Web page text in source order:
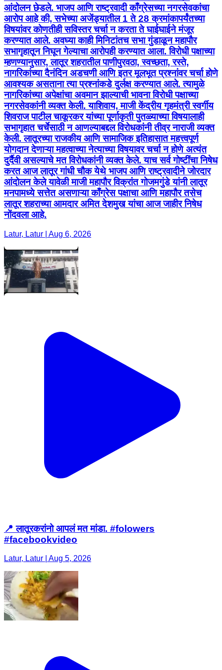
आंदोलन छेडले. भाजप आणि राष्ट्रवादी काँग्रेसच्या नगरसेवकांचा
आरोप आहे की, सभेच्या अजेंड्यातील 1 ते 28 क्रमांकापर्यंतच्या
विषयांवर कोणतीही सविस्तर चर्चा न करता ते घाईघाईने मंजूर
करण्यात आले. अवघ्या काही मिनिटांतच सभा गुंडाळून महापौर
सभागृहातून निघून गेल्याचा आरोपही करण्यात आला. विरोधी पक्षाच्या
म्हणण्यानुसार, लातूर शहरातील पाणीपुरवठा, स्वच्छता, रस्ते,
नागरिकांच्या दैनंदिन अडचणी आणि इतर मूलभूत प्रश्नांवर चर्चा होणे
आवश्यक असताना त्या प्रश्नांकडे दुर्लक्ष करण्यात आले. त्यामुळे
नागरिकांच्या अपेक्षांचा अवमान झाल्याची भावना विरोधी पक्षाच्या
नगरसेवकांनी व्यक्त केली. याशिवाय, माजी केंद्रीय गृहमंत्री स्वर्गीय
शिवराज पाटील चाकूरकर यांच्या पूर्णाकृती पुतळ्याच्या विषयालाही
सभागृहात चर्चेसाठी न आणल्याबद्दल विरोधकांनी तीव्र नाराजी व्यक्त
केली. लातूरच्या राजकीय आणि सामाजिक इतिहासात महत्त्वपूर्ण
योगदान देणाऱ्या महत्वाच्या नेत्याच्या विषयावर चर्चा न होणे अत्यंत
दुर्दैवी असल्याचे मत विरोधकांनी व्यक्त केले. याच सर्व गोष्टींचा निषेध
करत आज लातूर गांधी चौक येथे भाजप आणि राष्ट्रवादीने जोरदार
आंदोलन केले यावेळी माजी महापौर विक्रांत गोजमगुंडे यांनी लातूर
मनपामध्ये सत्तेत असणाऱ्या काँग्रेस पक्षाचा आणि महापौर तसेच
लातूर शहराच्या आमदार अमित देशमुख यांचा आज जाहीर निषेध
नोंदवला आहे.
Latur, Latur | Aug 6, 2026
📍 लातूरकरांनो आपलं मत मांडा. #folowers
#facebookvideo
Latur, Latur | Aug 5, 2026